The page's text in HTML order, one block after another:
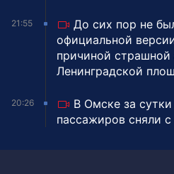
21:55
До сих пор не
официальной
причиной страшной
Ленинградской
20:26
В Омске за сутки
пассажиров сняли